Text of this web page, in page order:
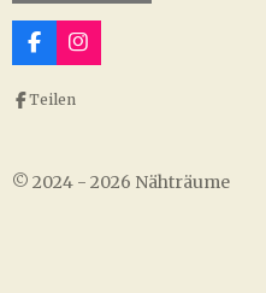
F
a
c
e
k
I
n
a
Teilen
© 2024 - 2026 Nähträume